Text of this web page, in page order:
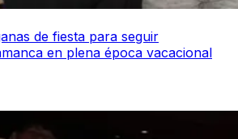
de fiesta para seguir
en plena época vacacional